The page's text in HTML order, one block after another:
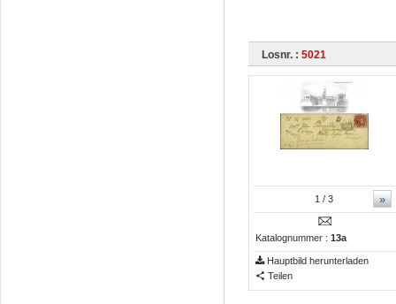
Losnr. : 5021
»
1 / 3
Katalognummer : 13a
Hauptbild herunterladen
Teilen